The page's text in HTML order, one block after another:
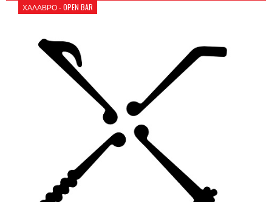
ΧΑΛΑΒΡΟ - OPEN BAR